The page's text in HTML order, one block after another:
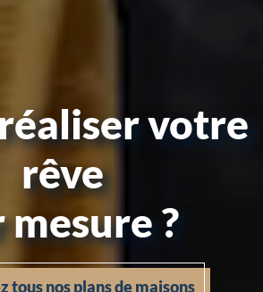
votre
rêve
mesure ?
tous nos plans de maisons